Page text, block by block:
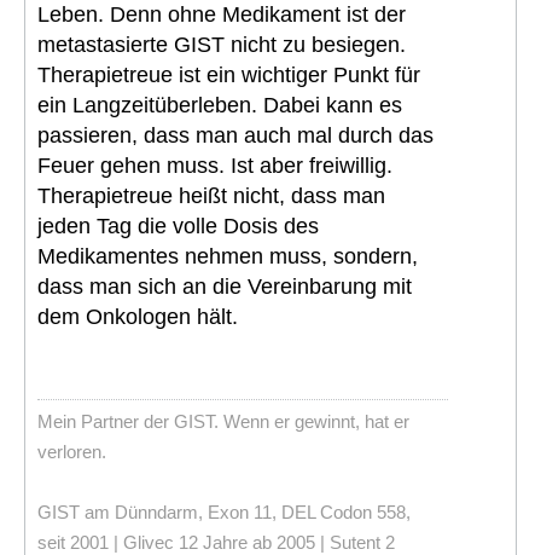
Leben. Denn ohne Medikament ist der
metastasierte GIST nicht zu besiegen.
Therapietreue ist ein wichtiger Punkt für
ein Langzeitüberleben. Dabei kann es
passieren, dass man auch mal durch das
Feuer gehen muss. Ist aber freiwillig.
Therapietreue heißt nicht, dass man
jeden Tag die volle Dosis des
Medikamentes nehmen muss, sondern,
dass man sich an die Vereinbarung mit
dem Onkologen hält.
Mein Partner der GIST. Wenn er gewinnt, hat er
verloren.
GIST am Dünndarm, Exon 11, DEL Codon 558,
seit 2001 | Glivec 12 Jahre ab 2005 | Sutent 2